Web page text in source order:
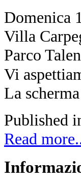
Domenica
Villa
Parco
Vi
La
Published
Read